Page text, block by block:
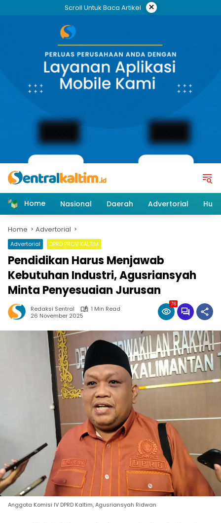
Scroll Untuk Baca Artikel ×
Home Nasional Daerah Advertorial
Home Advertorial
Advertorial DPRD PROV KALTIM
Pendidikan Harus Menjawab
Kebutuhan Industri, Agusriansyah
Minta Penyesuaian Jurusan
Redaksi Sentral
1 Min Read
26 November 2025
76
Anggota Komisi IV DPRD Kaltim, Agusriansyah Ridwan